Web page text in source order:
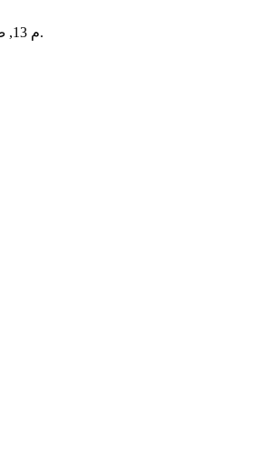
, م 13, ص 494–530, 2019.